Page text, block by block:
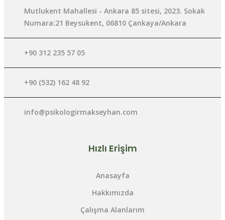
Mutlukent Mahallesi - Ankara 85 sitesi, 2023. Sokak
Numara:21 Beysukent, 06810 Çankaya/Ankara
+90 312 235 57 05
+90 (532) 162 48 92
info@psikologirmakseyhan.com
Hızlı Erişim
Anasayfa
Hakkımızda
Çalışma Alanlarım